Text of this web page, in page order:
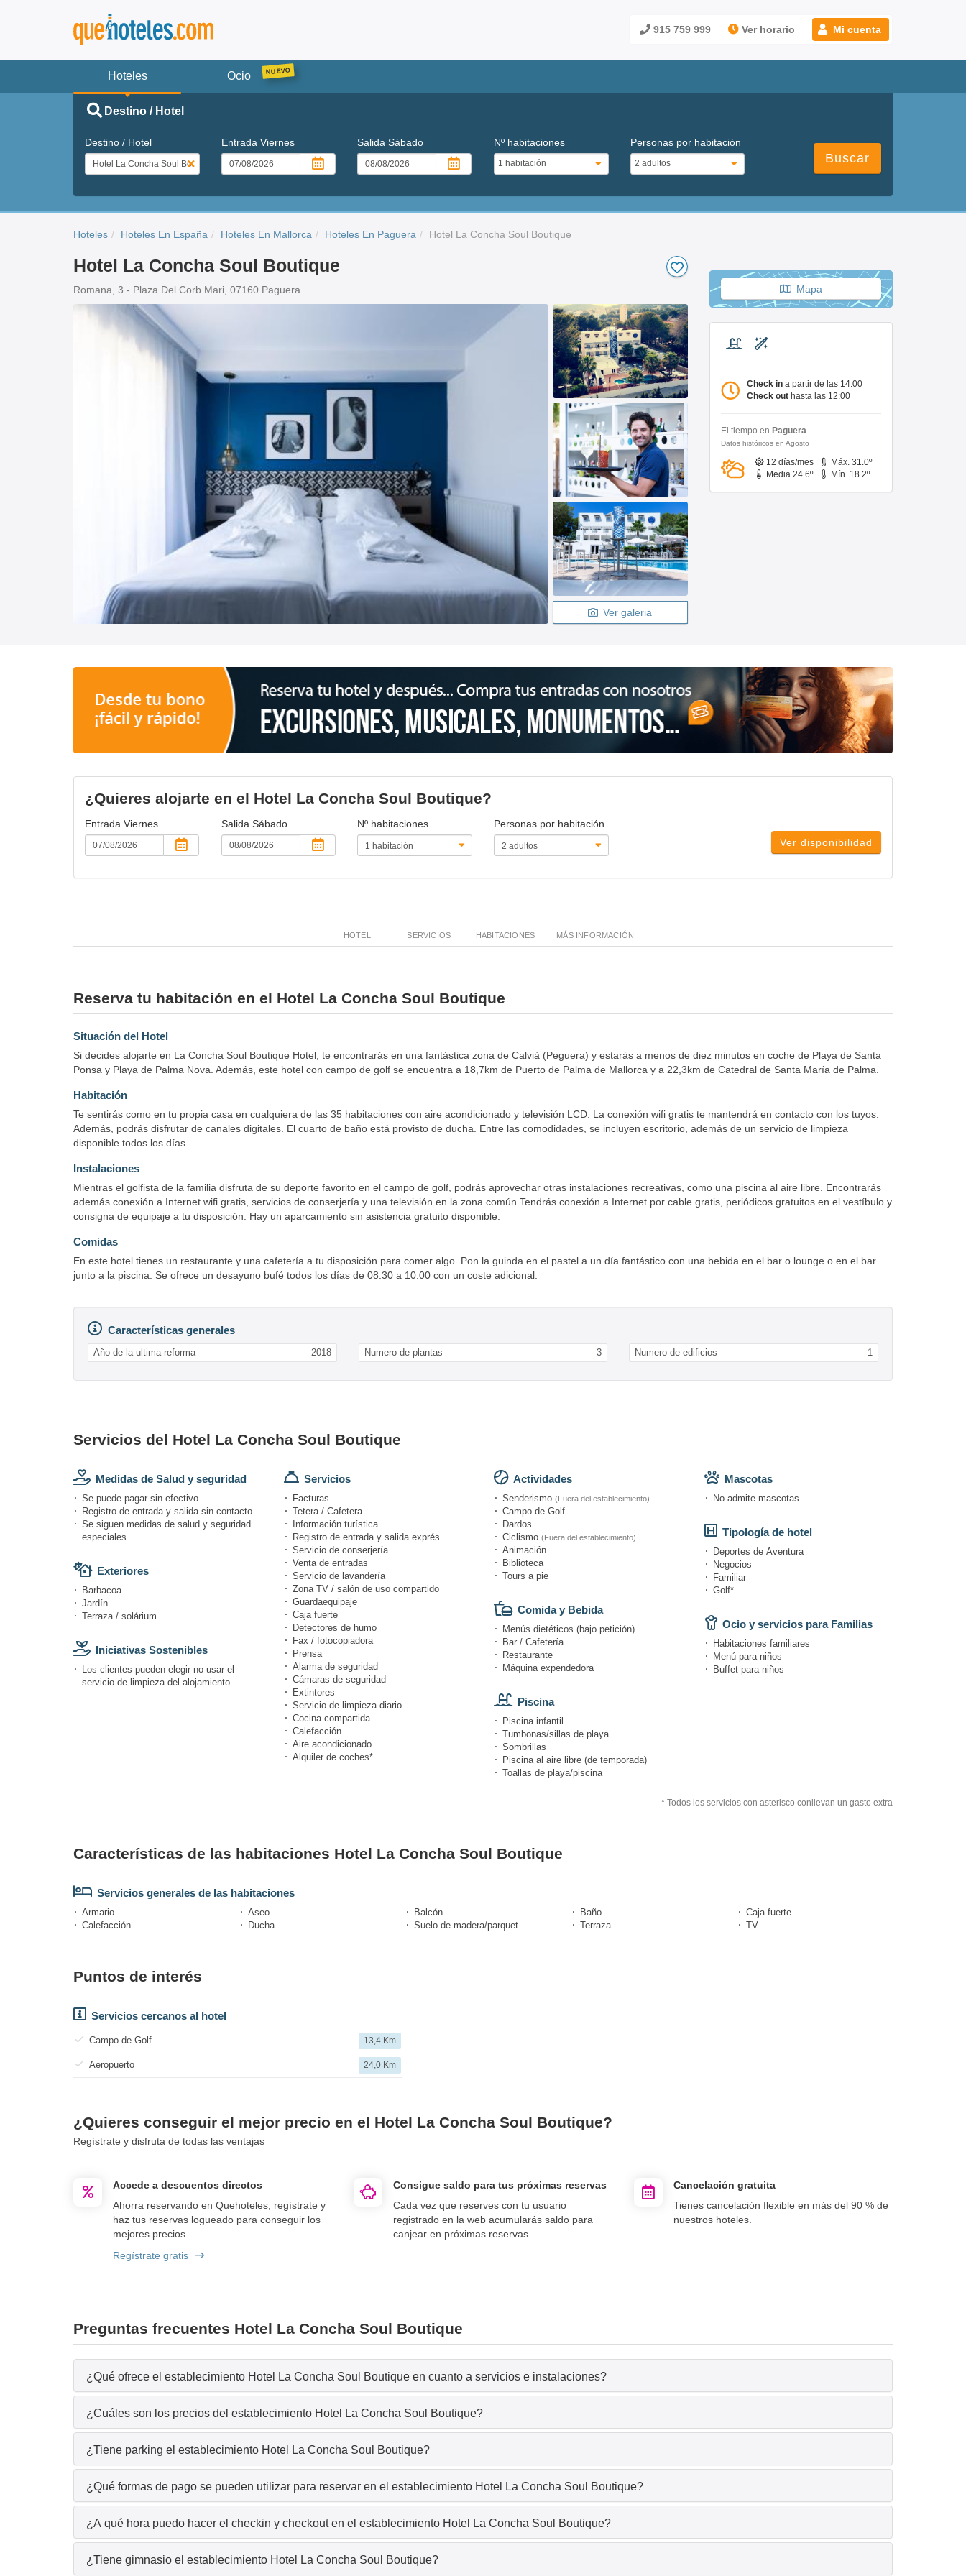
915 759 999 Ver horario Mi cuenta
Hoteles Ocio
Destino / Hotel
Destino / Hotel Entrada Viernes SalidaSábado Nº habitaciones Personas por habitación
Buscar
Hoteles Hoteles En España Hoteles En Mallorca Hoteles En Paguera Hotel La Concha Soul Boutique
Hotel La Concha Soul Boutique
Romana, 3 - Plaza Del Corb Mari, 07160 Paguera
Ver galeria
Mapa
Check in a partir de las 14:00
Check out hasta las 12:00
El tiempo en Paguera
Datos históricos en Agosto
12 días/mes
Máx. 31.0º
Media 24.6º
Mín. 18.2º
¿Quieres alojarte en el Hotel La Concha Soul Boutique?
Entrada Viernes Salida Sábado Nº habitaciones
Personas por habitación
Ver disponibilidad
HOTEL SERVICIOS HABITACIONES MÁS INFORMACIÓN
Reserva tu habitación en el Hotel La Concha Soul Boutique
Situación del Hotel
Si decides alojarte en La Concha Soul Boutique Hotel, te encontrarás en una fantástica zona de Calvià (Peguera) y estarás a menos de diez minutos en coche de Playa de Santa
Ponsa y Playa de Palma Nova. Además, este hotel con campo de golf se encuentra a 18,7km de Puerto de Palma de Mallorca y a 22,3km de Catedral de Santa María de Palma.
Habitación
Te sentirás como en tu propia casa en cualquiera de las 35 habitaciones con aire acondicionado y televisión LCD. La conexión wifi gratis te mantendrá en contacto con los tuyos.
Además, podrás disfrutar de canales digitales. El cuarto de baño está provisto de ducha. Entre las comodidades, se incluyen escritorio, además de un servicio de limpieza
disponible todos los días.
Instalaciones
Mientras el golfista de la familia disfruta de su deporte favorito en el campo de golf, podrás aprovechar otras instalaciones recreativas, como una piscina al aire libre. Encontrarás
además conexión a Internet wifi gratis, servicios de conserjería y una televisión en la zona común.Tendrás conexión a Internet por cable gratis, periódicos gratuitos en el vestíbulo y
consigna de equipaje a tu disposición. Hay un aparcamiento sin asistencia gratuito disponible.
Comidas
En este hotel tienes un restaurante y una cafetería a tu disposición para comer algo. Pon la guinda en el pastel a un día fantástico con una bebida en el bar o lounge o en el bar
junto a la piscina. Se ofrece un desayuno bufé todos los días de 08:30 a 10:00 con un coste adicional.
Características generales
Año de la ultima reforma 2018 Numero de plantas 3 Numero de edificios 1
Servicios del Hotel La Concha Soul Boutique
Medidas de Salud y seguridad
Se puede pagar sin efectivo
Registro de entrada y salida sin contacto
Se siguen medidas de salud y seguridad
especiales
Exteriores
Barbacoa
Jardín
Terraza / solárium
Iniciativas Sostenibles
Los clientes pueden elegir no usar el
servicio de limpieza del alojamiento
Servicios
Facturas
Tetera / Cafetera
Información turística
Registro de entrada y salida exprés
Servicio de conserjería
Venta de entradas
Servicio de lavandería
Zona TV / salón de uso compartido
Guardaequipaje
Caja fuerte
Detectores de humo
Fax / fotocopiadora
Prensa
Alarma de seguridad
Cámaras de seguridad
Extintores
Servicio de limpieza diario
Cocina compartida
Calefacción
Aire acondicionado
Alquiler de coches*
Actividades
Senderismo (Fuera del establecimiento)
Campo de Golf
Dardos
Ciclismo (Fuera del establecimiento)
Animación
Biblioteca
Tours a pie
Comida y Bebida
Menús dietéticos (bajo petición)
Bar / Cafetería
Restaurante
Máquina expendedora
Piscina
Piscina infantil
Tumbonas/sillas de playa
Sombrillas
Piscina al aire libre (de temporada)
Toallas de playa/piscina
Mascotas
No admite mascotas
Tipología de hotel
Deportes de Aventura
Negocios
Familiar
Golf*
Ocio y servicios para Familias
Habitaciones familiares
Menú para niños
Buffet para niños
* Todos los servicios con asterisco conllevan un gasto extra
Características de las habitaciones Hotel La Concha Soul Boutique
Servicios generales de las habitaciones
Armario Aseo Balcón Baño
Caja fuerte
Calefacción
Ducha Suelo de madera/parquet Terraza TV
Puntos de interés
Servicios cercanos al hotel
Campo de Golf 13,4 Km
Aeropuerto 24,0 Km
¿Quieres conseguir el mejor precio en el Hotel La Concha Soul Boutique?
Regístrate y disfruta de todas las ventajas
Accede a descuentos directos
Ahorra reservando en Quehoteles, regístrate y
haz tus reservas logueado para conseguir los
mejores precios.
Regístrate gratis
Consigue saldo para tus próximas reservas
Cada vez que reserves con tu usuario
registrado en la web acumularás saldo para
canjear en próximas reservas.
Cancelación gratuita
Tienes cancelación flexible en más del 90 % de
nuestros hoteles.
Preguntas frecuentes Hotel La Concha Soul Boutique
¿Qué ofrece el establecimiento Hotel La Concha Soul Boutique en cuanto a servicios e instalaciones?
¿Cuáles son los precios del establecimiento Hotel La Concha Soul Boutique?
¿Tiene parking el establecimiento Hotel La Concha Soul Boutique?
¿Qué formas de pago se pueden utilizar para reservar en el establecimiento Hotel La Concha Soul Boutique?
¿A qué hora puedo hacer el checkin y checkout en el establecimiento Hotel La Concha Soul Boutique?
¿Tiene gimnasio el establecimiento Hotel La Concha Soul Boutique?